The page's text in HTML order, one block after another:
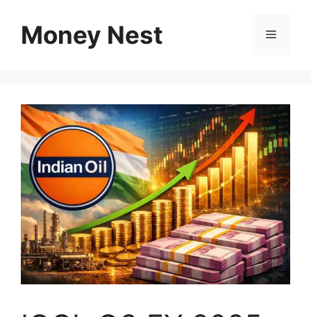
contentMoney Nest Menu